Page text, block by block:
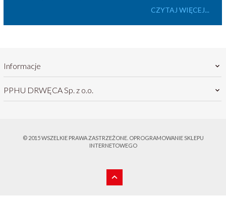
CZYTAJ WIĘCEJ...
Informacje
PPHU DRWĘCA Sp. z o.o.
© 2015 WSZELKIE PRAWA ZASTRZEŻONE. OPROGRAMOWANIE SKLEPU
INTERNETOWEGO